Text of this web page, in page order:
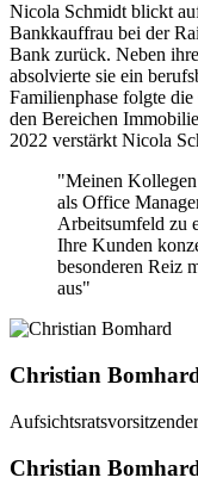
Nicola Schmidt blickt
Bankkauffrau bei der
Bank zurück. Neben
absolvierte sie ein
Familienphase folgte
den Bereichen
2022 verstärkt Nicola
"Meinen
als Office
Arbeitsumfeld zu
Ihre Kunden
besonderen Reiz
aus"
Christian
Aufsichtsratsvorsitzender
Christian